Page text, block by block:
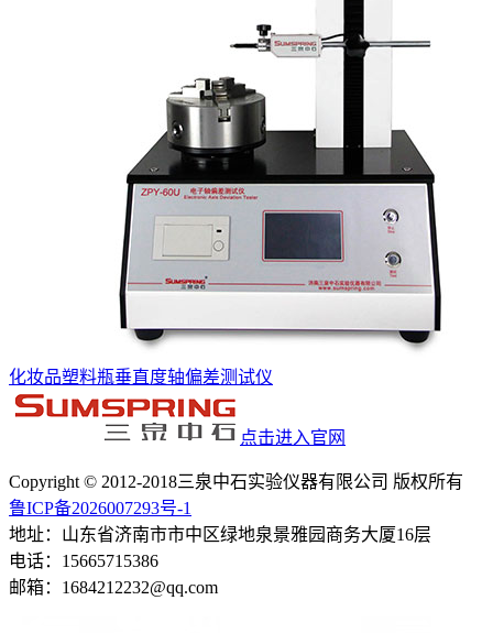
化妆品塑料瓶垂直度轴偏差测试仪
点击进入官网
Copyright © 2012-2018三泉中石实验仪器有限公司 版权所有
鲁ICP备2026007293号-1
地址：山东省济南市市中区绿地泉景雅园商务大厦16层
电话：15665715386
邮箱：1684212232@qq.com